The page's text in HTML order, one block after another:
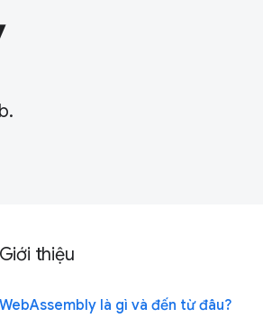
Giới thiệu
WebAssembly là gì và đến từ đâu?